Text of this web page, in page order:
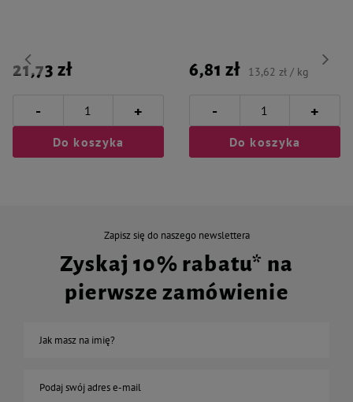
21,73 zł
- +
Do koszyka
6,81 zł 13,62 zł / kg
- +
Do koszyka
Zapisz się do naszego newslettera
Zyskaj 10% rabatu* na
pierwsze zamówienie
Jak masz na imię?
Podaj swój adres e-mail